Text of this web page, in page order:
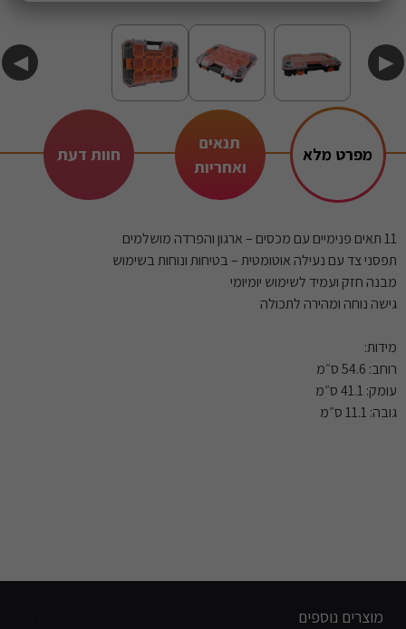
◀ ▶
מפרט מלא
תנאים
ואחריות
חוות דעת
11 תאים פנימיים עם מכסים – ארגון והפרדה מושלמים
תפסני צד עם נעילה אוטומטית – בטיחות ונוחות בשימוש
מבנה חזק ועמיד לשימוש יומיומי
גישה נוחה ומהירה לתכולה
מידות:
רוחב: 54.6 ס״מ
עומק: 41.1 ס״מ
גובה: 11.1 ס״מ
מוצרים נוספים